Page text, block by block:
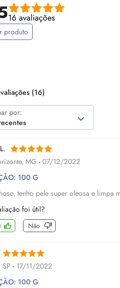
16 avaliações
produto
(16)
por:
MG - 07/12/2022
100 G
tenho pele super oleosa e limpa
foi útil?
Não
- 17/11/2022
100 G